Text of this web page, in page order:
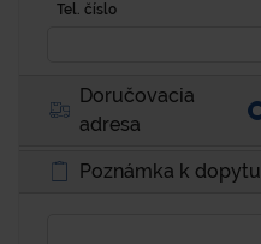
Tel. číslo
Doručovacia
adresa
Poznámka k dopytu